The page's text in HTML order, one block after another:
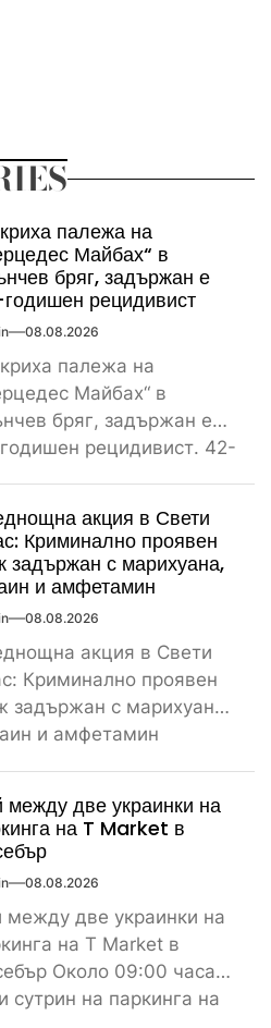
палежа на
Майбах“ в
бряг, задържан е
рецидивист
08.08.2026
палежа на
Майбах“ в
бряг, задържан е
рецидивист. 42-
акция в Свети
Криминално проявен
задържан с марихуана,
и амфетамин
08.08.2026
акция в Свети
Криминално проявен
задържан с марихуана,
и амфетамин
между две украинки на
на T Market в
08.08.2026
между две украинки на
на T Market в
Около 09:00 часа
сутрин на паркинга на